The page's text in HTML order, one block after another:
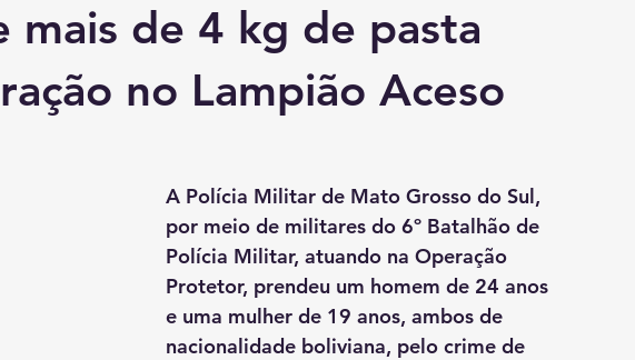
mais de 4 kg de pasta
no Lampião Aceso
A Polícia Militar de Mato Grosso do Sul,
por meio de militares do 6º Batalhão de
Polícia Militar, atuando na Operação
Protetor, prendeu um homem de 24 anos
e uma mulher de 19 anos, ambos de
nacionalidade boliviana, pelo crime de